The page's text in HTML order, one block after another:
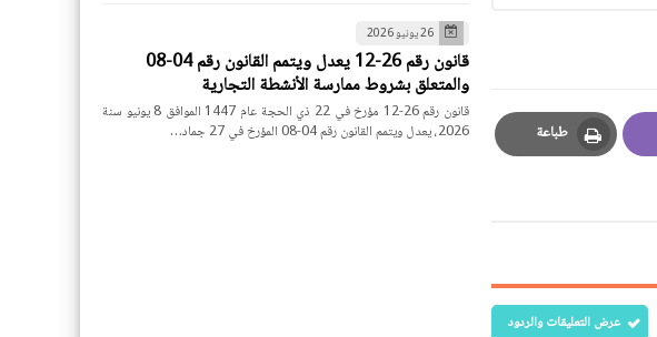
طباعة
Print
عرض التعليقات والردود
26 يونيو 2026
قانون رقم 26-12 يعدل ويتمم القانون رقم 04-08
والمتعلق بشروط ممارسة الأنشطة التجارية
قانون رقم 26-12 مؤرخ في 22 ذي الحجة عام 1447 الموافق 8 يونيو سنة
2026، يعدل ويتمم القانون رقم 04-08 المؤرخ في 27 جماد…